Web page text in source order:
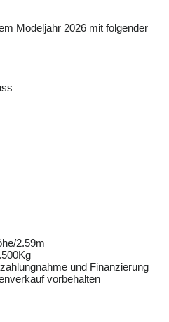
Modeljahr 2026 mit folgender
2.59m
und Finanzierung
vorbehalten